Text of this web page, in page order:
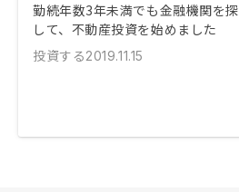
勤続年数3年未満でも金融機関を探
して、不動産投資を始めました
投資する2019.11.15